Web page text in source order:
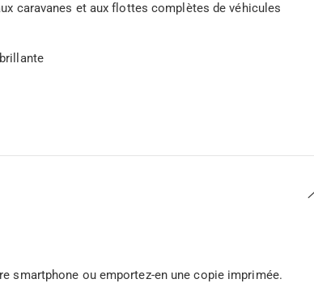
caravanes et aux flottes complètes de véhicules
smartphone ou emportez-en une copie imprimée.